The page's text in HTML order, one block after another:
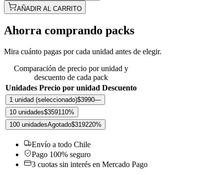
AÑADIR AL CARRITO
Ahorra comprando packs
Mira cuánto pagas por cada unidad antes de elegir.
Comparación de precio por unidad y
descuento de cada pack
Unidades Precio por unidad Descuento
1 unidad (seleccionado)$3990—
10 unidades$359110%
100 unidadesAgotado$319220%
Envío a todo Chile
Pago 100% seguro
3 cuotas sin interés en Mercado Pago